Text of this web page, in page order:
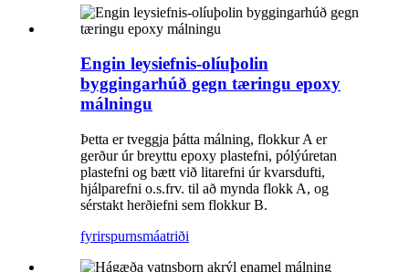
Engin leysiefnis-olíuþolin
byggingarhúð gegn tæringu epoxy
málningu
Þetta er tveggja þátta málning, flokkur A er
gerður úr breyttu epoxy plastefni, pólýúretan
plastefni og bætt við litarefni úr kvarsdufti,
hjálparefni o.s.frv. til að mynda flokk A, og
sérstakt herðiefni sem flokkur B.
fyrirspurnsmáatriði